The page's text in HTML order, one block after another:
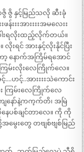
ဇွိ ဇွိ နှင့်မြည်သလို ဆီးခုံ
န်းးးအားးးးအမလေးး
ရပါးရလိုးထည့်လိုက်တယ်။
ရင် အားနှင့်လိုးနိုင်ပြီး
နောက်အကြိမ်ရအောင်
ြမ်းလိုးလေကြိုက်လေ။
င့်….ဟင့်..အားးးးသဲကောင်း
ကြမ်းလေကြိုက်လေ
ျနော်နဲ့ကက့က်တိ၊ အမြဲ
နေပစ်ချင်တာလေ။ ကို ကို
ေးတွေ တဗျစ်ဗျစ်မြည်